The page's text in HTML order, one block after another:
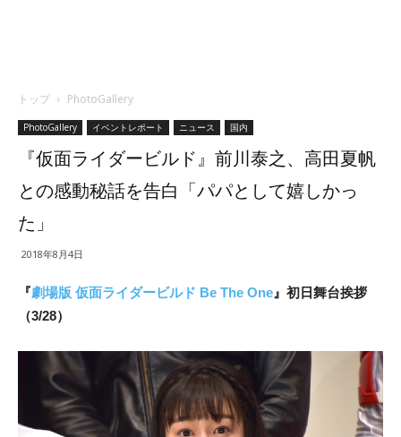
トップ PhotoGallery
PhotoGallery イベントレポート ニュース 国内
『仮面ライダービルド』前川泰之、高田夏帆
との感動秘話を告白「パパとして嬉しかっ
た」
2018年8月4日
『劇場版 仮面ライダービルド Be The One 』初日舞台挨拶
（3/28）